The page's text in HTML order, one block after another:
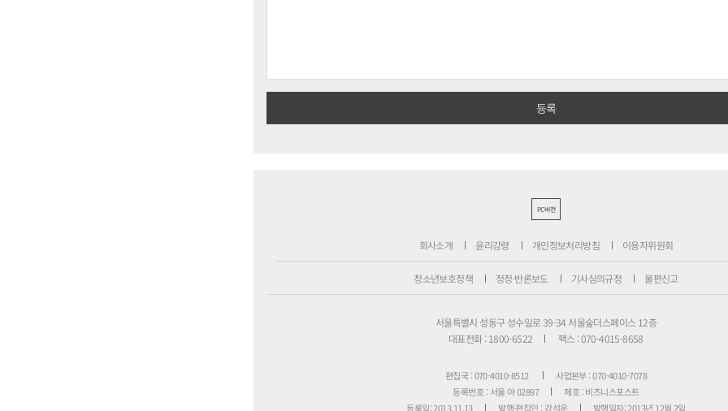
PC버전
회사소개 윤리강령 개인정보처리방침 이용자위원회
청소년보호정책 정정·반론보도 기사심의규정 불편신고
서울특별시 성동구 성수일로 39-34 서울숲더스페이스 12층
대표전화 : 1800-6522
팩스 : 070-4015-8658
편집국 : 070-4010-8512
사업본부 : 070-4010-7078
등록번호 : 서울 아 02897
제호 : 비즈니스포스트
등록일: 2013.11.13
발행·편집인 : 강석운 발행일자: 2013년 12월 2일